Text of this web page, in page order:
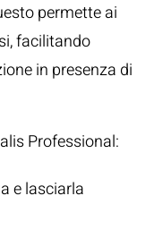
permette ai
facilitando
in presenza di
Professional:
e lasciarla